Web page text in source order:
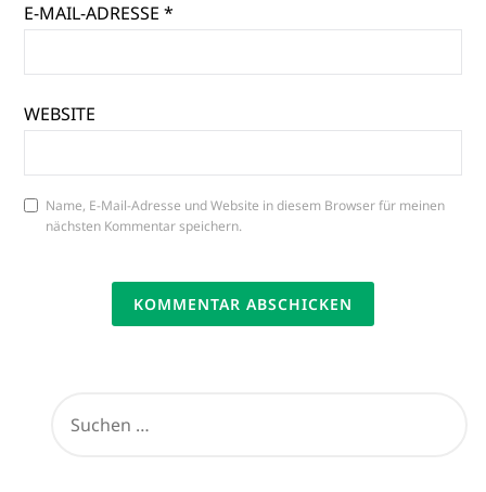
E-MAIL-ADRESSE*
WEBSITE
Name, E-Mail-Adresse und Website in diesem Browser für meinen
nächsten Kommentar speichern.
NACH: